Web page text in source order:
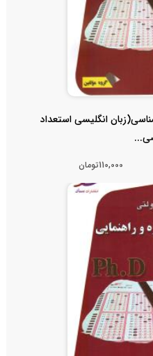
انگلیسی استعداد
110,000تومان